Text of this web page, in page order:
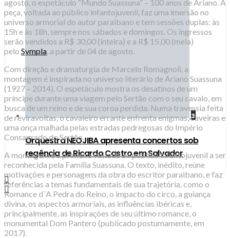
3
Orquestra NEOJIBA apresenta concertos sob
regência de Ricardo Castro em Salvador
agosto, o espetáculo “Mundo Suassuna” – 100 anos de Ariano. A
peça, voltada ao público infantojuvenil, faz uma imersão no
universo armorial do autor paraibano e tem sessões duplas: às
15h e às 18h, sempre nos sábados e domingos. Os ingressos
serão vendidos a R$ 30,00 (inteira) e a R$ 15,00 (meia)
pelo Sympla , a partir de 04 de agosto.
Com direção e dramaturgia de Marcelo Romagnoli, a
montagem é inspirada no universo literário de Ariano Suassuna
(1927 – 2014). O espetáculo mostra os desatinos de um
príncipe durante uma viagem pelo Sertão com o seu cavalo, em
busca de um reino e de sua coroa perdida. Numa travessia feita
de reviravoltas, o cavaleiro errante enfrenta enigmas, caveiras e
uma onça malhada pelas estradas pedregosas do Império
Consagrado do Sertão.
A montagem é a primeira voltada ao público infantojuvenil a ser
reconhecida pela Família Suassuna. O texto, inédito, reúne
motivações e personagens da obra do escritor paraibano, e faz
referências a temas fundamentais de sua trajetória, como o
Romance d´A Pedra do Reino, o impacto do circo, a guiança
divina, os aspectos armoriais, as influências ibéricas e,
principalmente, as inspirações de seu último romance, o
monumental Dom Pantero (publicado postumamente, em
2017).